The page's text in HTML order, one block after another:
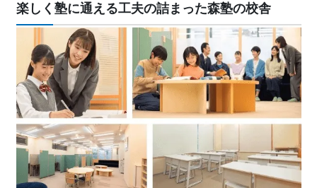
楽しく塾に通える工夫の詰まった森塾の校舎